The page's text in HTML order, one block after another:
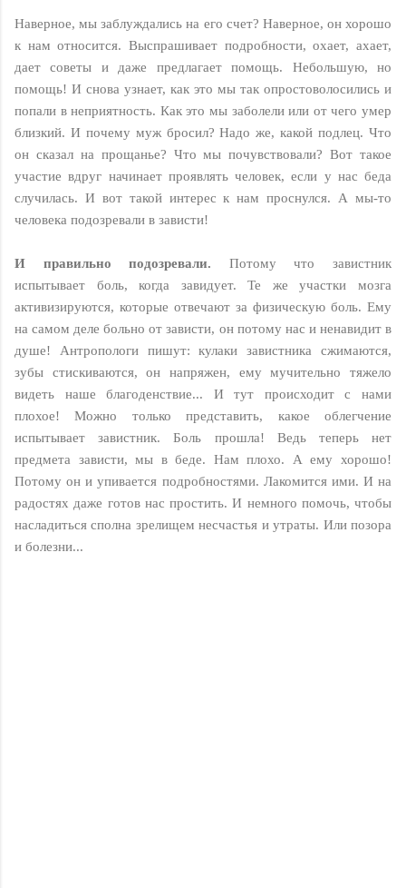
Наверное, мы заблуждались на его счет? Наверное, он хорошо
к нам относится. Выспрашивает подробности, охает, ахает,
дает советы и даже предлагает помощь. Небольшую, но
помощь! И снова узнает, как это мы так опростоволосились и
попали в неприятность. Как это мы заболели или от чего умер
близкий. И почему муж бросил? Надо же, какой подлец. Что
он сказал на прощанье? Что мы почувствовали? Вот такое
участие вдруг начинает проявлять человек, если у нас беда
случилась. И вот такой интерес к нам проснулся. А мы-то
человека подозревали в зависти!
И правильно подозревали. Потому что завистник
испытывает боль, когда завидует. Те же участки мозга
активизируются, которые отвечают за физическую боль. Ему
на самом деле больно от зависти, он потому нас и ненавидит в
душе! Антропологи пишут: кулаки завистника сжимаются,
зубы стискиваются, он напряжен, ему мучительно тяжело
видеть наше благоденствие... И тут происходит с нами
плохое! Можно только представить, какое облегчение
испытывает завистник. Боль прошла! Ведь теперь нет
предмета зависти, мы в беде. Нам плохо. А ему хорошо!
Потому он и упивается подробностями. Лакомится ими. И на
радостях даже готов нас простить. И немного помочь, чтобы
насладиться сполна зрелищем несчастья и утраты. Или позора
и болезни...